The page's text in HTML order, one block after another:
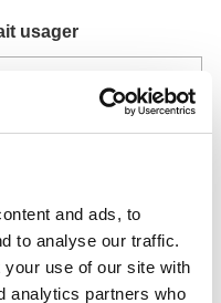
and ads, to
to analyse our traffic.
use of our site with
analytics partners who
usager
sur les forfaits Tokyo Metro.
un objet ?